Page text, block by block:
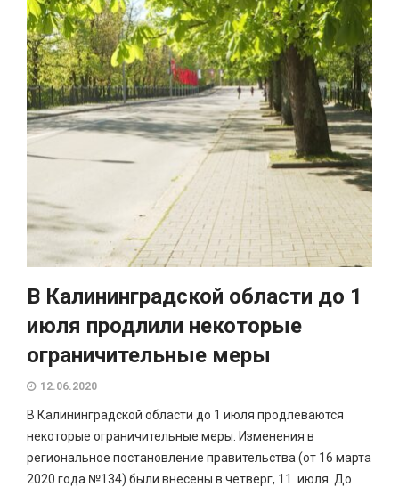
В Калининградской области до 1
июля продлили некоторые
ограничительные меры
12.06.2020
В Калининградской области до 1 июля продлеваются
некоторые ограничительные меры. Изменения в
региональное постановление правительства (от 16 марта
2020 года №134) были внесены в четверг, 11 июля. До